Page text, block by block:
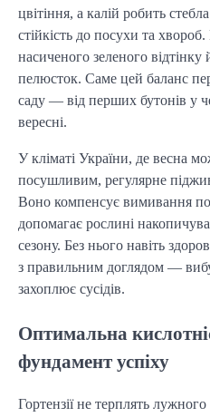
цвітіння, а калій робить
стійкість до посухи та
насиченого зеленого відтінку
пелюсток. Саме цей баланс
саду — від перших бутонів у
вересні.
У кліматі України, де весна
посушливим, регулярне
Воно компенсує вимивання
допомагає рослині
сезону. Без нього навіть
з правильним доглядом —
захоплює сусідів.
Оптимальна
фундамент успіху
Гортензії не терплять